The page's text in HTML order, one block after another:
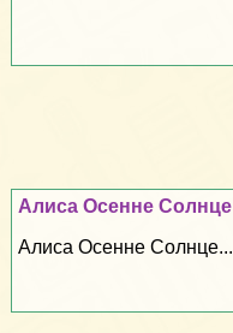
Алиса Осенне Солнце
Алиса Осенне Солнце...